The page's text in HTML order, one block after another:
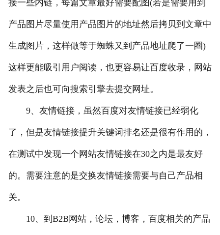
接一些内链，每篇文章最好需要配图(若是需要用到
产品图片尽量使用产品图片的地址然后拷贝到文章中
生成图片，这样做等于蜘蛛又到产品地址爬了一圈)
这样更能吸引用户阅读，也更容易让百度收录，网站
发表之后也可向搜索引擎去提交网址。
9、友情链接，虽然百度对友情链接已经弱化
了，但是友情链接提升关键词排名还是很有作用的，
在测试中发现一个网站友情链接在30之内是最友好
的。需要注意的是交换友情链接需要与自己产品相
关。
10、到B2B网站，论坛，博客，百度相关的产品